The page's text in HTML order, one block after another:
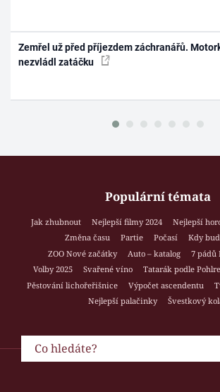
Zemřel už před příjezdem záchranářů.
nezvládl zatáčku
Populární témata
Jak zhubnout Nejlepší filmy 2024 Nejlepší
Změna času
Partie Počasí
Kdy
ZOO Nové začátky
Auto – katalog
7 pádů
Volby 2025
Svařené víno Tatarák podle
Pěstování lichořeřišnice
Výpočet ascendentu
Nejlepší palačinky
Švestkový